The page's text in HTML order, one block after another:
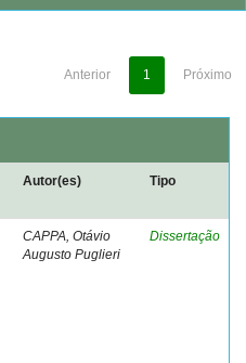
Anterior 1 Próximo
Autor(es) Tipo
CAPPA, Otávio
Augusto Puglieri
Dissertação